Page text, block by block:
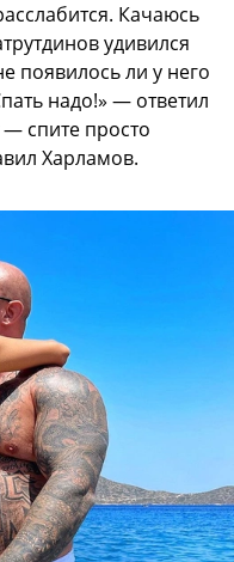
Качаюсь
удивился
появилось ли у него
надо!» — ответил
— спите просто
Харламов.